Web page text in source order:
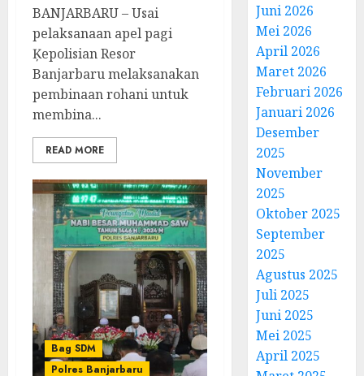
BANJARBARU – Usai
pelaksanaan apel pagi
Ķepolisian Resor
Banjarbaru melaksanakan
pembinaan rohani untuk
membina...
READ MORE
Bag SDM
Polres Banjarbaru
Juni 2026
Mei 2026
April 2026
Maret 2026
Februari 2026
Januari 2026
Desember
2025
November
2025
Oktober 2025
September
2025
Agustus 2025
Juli 2025
Juni 2025
Mei 2025
April 2025